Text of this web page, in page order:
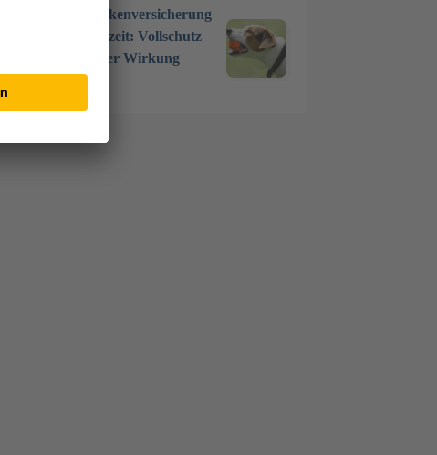
Hundekrankenversicherung
ohne Wartezeit: Vollschutz
mit sofortiger Wirkung